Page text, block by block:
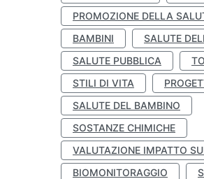
PROMOZIONE DELLA
BAMBINI
SALUTE
SALUTE PUBBLICA
STILI DI VITA
SALUTE DEL BAMBINO
SOSTANZE CHIMICHE
VALUTAZIONE IMPATTO
BIOMONITORAGGIO